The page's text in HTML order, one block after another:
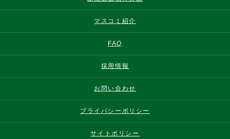
マスコミ紹介
FAQ
採用情報
お問い合わせ
プライバシーポリシー
サイトポリシー